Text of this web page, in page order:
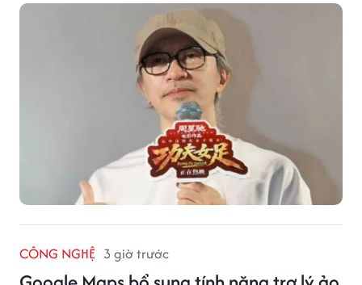
CÔNG NGHỆ 3 giờ trước